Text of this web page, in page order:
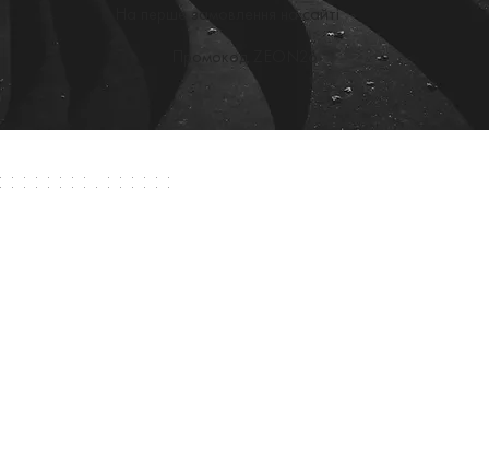
Промокод ZEON26
На перше замовлення на сайті